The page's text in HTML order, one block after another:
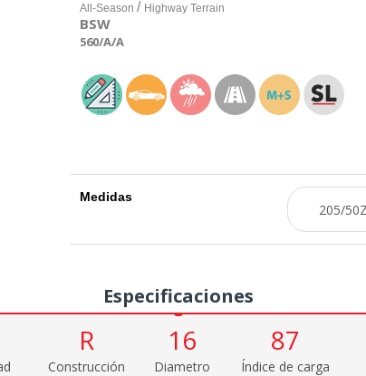
All-Season / Highway Terrain
BSW
560/A/A
Medidas
Especificaciones
R
Construcción
16
Diametro
87
Índice de carga